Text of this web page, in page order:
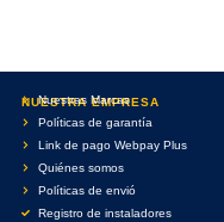
NUESTRA EMPRESA
Nuestras Marcas
Políticas de garantía
Link de pago Webpay Plus
Quiénes somos
Políticas de envió
Registro de instaladores